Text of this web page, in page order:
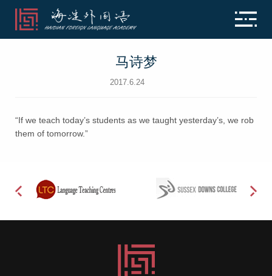
马诗梦
2017.6.24
“If we teach today’s students as we taught yesterday’s, we rob
them of tomorrow.”